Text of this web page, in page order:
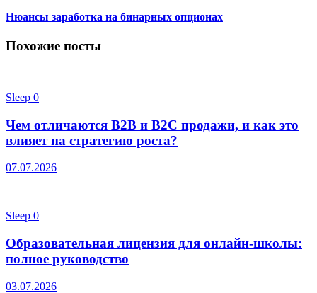
Нюансы заработка на бинарных опционах
Похожие посты
Sleep 0
Чем отличаются B2B и B2C продажи, и как это
влияет на стратегию роста?
07.07.2026
Sleep 0
Образовательная лицензия для онлайн-школы:
полное руководство
03.07.2026